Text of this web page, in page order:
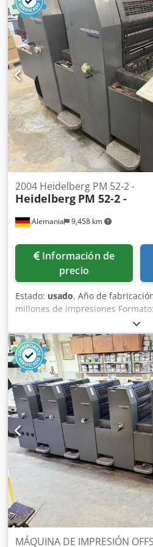
Grafix Alphatronic 200: Sistema
Sistema automático de limpieza
impresión Sistema automático
entintadores Sistema
Dkodjv Rm Evjpfx Ap Hor
Sistema de regulación de la
entintador (refrigerado por aire)
refrigeración y circulación
planchas Regulación de la
entintador Contador de
Completamente limpio
Alemania 9,458 km
2004 Heidelberg PM 52-2 -
Heidelberg PM 52-2 -
Información de
precio
Estado: usado, Año de
millones de impresiones
Alcolor Versión Minus Autoplate
lavado de mantilla Aparato de
Hskr Accesorios: Troqueladora
Disponible a corto plazo
MÁQUINA DE IMPRESIÓN